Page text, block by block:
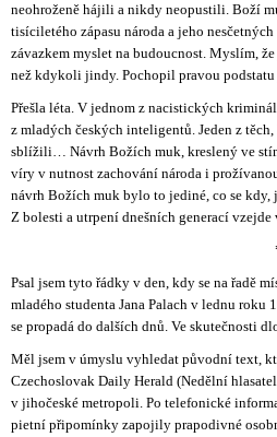
neohroženě hájili a nikdy neopustili. Boží
tisíciletého zápasu národa a jeho
závazkem myslet na budoucnost. Myslím,
než kdykoli jindy. Pochopil pravou
Přešla léta. V jednom z nacistických
z mladých českých inteligentů. Jeden z
sblížili… Návrh Božích muk, kreslený ve
víry v nutnost zachování národa i
návrh Božích muk bylo to jediné, co se
Z bolesti a utrpení dnešních generací
Psal jsem tyto řádky v den, kdy se na řadě
mladého studenta Jana Palach v lednu roku
se propadá do dalších dnů. Ve skutečnosti
Měl jsem v úmyslu vyhledat původní text,
Czechoslovak Daily Herald (Nedělní
v jihočeské metropoli. Po telefonické
pietní připomínky zapojily prapodivné